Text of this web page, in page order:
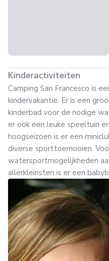
Kinderactiviteiten
Camping San Francesco is
kindervakantie. Er is een
kinderbad voor de nodige
er ook een leuke speeltuin
hoogseizoen is er een
diverse sporttoernooien.
watersportmogelijkheden
allerkleinsten is er een